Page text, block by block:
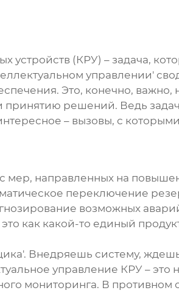
(КРУ) – задача,
управлении'
Это, конечно, важно,
принятию решений. Ведь
– вызовы, с
мер, направленных на
переключение
возможных
как какой-то единый
Внедряешь систему,
управление КРУ – это
мониторинга. В противном